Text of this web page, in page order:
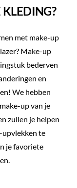
KLEDING?
met make-up
Make-up
bederven
en
We hebben
up van je
zullen je helpen
upvlekken te
je favoriete